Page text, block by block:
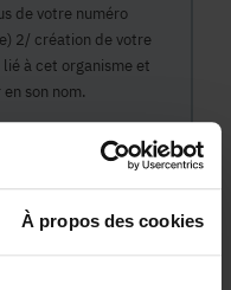
À propos des cookies
de votre numéro
2/ création de votre
à cet organisme et
son nom.